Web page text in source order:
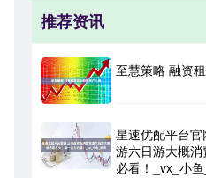
推荐资讯
至慧策略 融资
星速优配平台
游六日游大概
必看！_vx_小